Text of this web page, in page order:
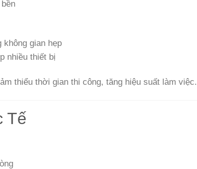
gian hẹp
nhiều thiết bị
thiểu thời gian thi công, tăng hiệu suất làm việc.
Tế